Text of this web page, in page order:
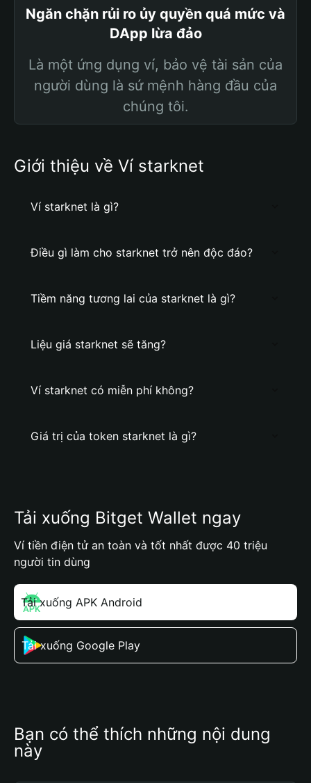
Ngăn chặn rủi ro ủy quyền quá mức và
DApp lừa đảo
Là một ứng dụng ví, bảo vệ tài sản của
người dùng là sứ mệnh hàng đầu của
chúng tôi.
Giới thiệu về Ví starknet
Ví starknet là gì?
Điều gì làm cho starknet trở nên độc đáo?
Tiềm năng tương lai của starknet là gì?
Liệu giá starknet sẽ tăng?
Ví starknet có miễn phí không?
Giá trị của token starknet là gì?
Tải xuống Bitget Wallet ngay
Ví tiền điện tử an toàn và tốt nhất được 40 triệu
người tin dùng
Tải xuống APK Android
Tải xuống Google Play
Bạn có thể thích những nội dung
này